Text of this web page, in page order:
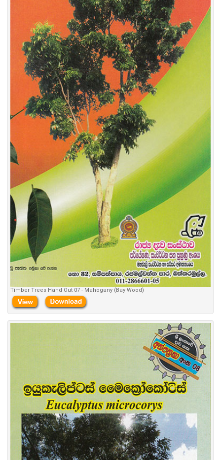
Timber Trees Hand Out 07 - Mahogany (Bay Wood)